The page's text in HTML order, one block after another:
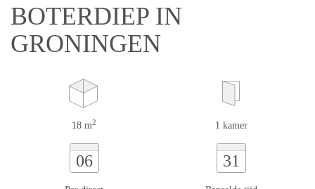
BOTERDIEP IN
GRONINGEN
18 m2 1 kamer
06 31